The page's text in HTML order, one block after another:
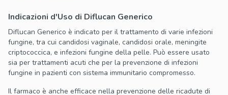
Indicazioni d'Uso di Diflucan Generico
Diflucan Generico è indicato per il trattamento di varie infezioni
fungine, tra cui candidosi vaginale, candidosi orale, meningite
criptococcica, e infezioni fungine della pelle. Può essere usato
sia per trattamenti acuti che per la prevenzione di infezioni
fungine in pazienti con sistema immunitario compromesso.
Il farmaco è anche efficace nella prevenzione delle ricadute di